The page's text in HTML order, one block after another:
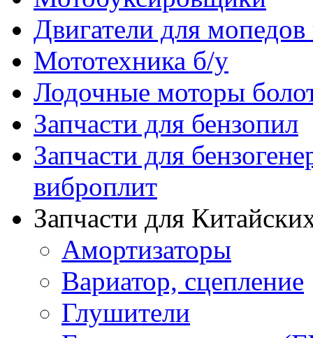
Двигатели для
Мототехника б/у
Лодочные моторы
Запчасти для бензопил
Запчасти для
виброплит
Запчасти для
Амортизаторы
Вариатор, сцепление
Глушители